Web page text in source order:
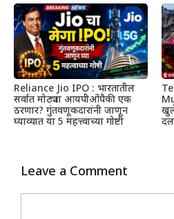
Reliance Jio IPO : भारतातील
सर्वात मोठ्या आयपीओंपैकी एक
ठरणार? गुंतवणूकदारांनी जाणून
घ्याव्यात या 5 महत्त्वाच्या गोष्टी
Leave a Comment